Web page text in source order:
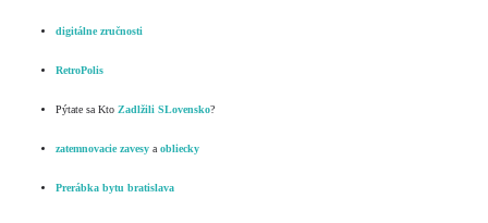
digitálne zručnosti
RetroPolis
Pýtate sa KtoZadlžili SLovensko?
zatemnovacie zavesy aobliecky
Prerábka bytu bratislava